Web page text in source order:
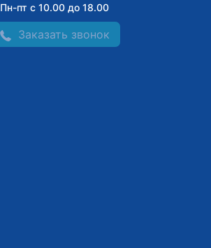
Пн-пт с 10.00 до 18.00
Заказать звонок